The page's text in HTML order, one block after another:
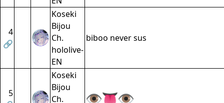
4
🔗
Koseki
Bijou
Ch.
hololive-
EN
biboo never sus
5
Koseki
Bijou
Ch.